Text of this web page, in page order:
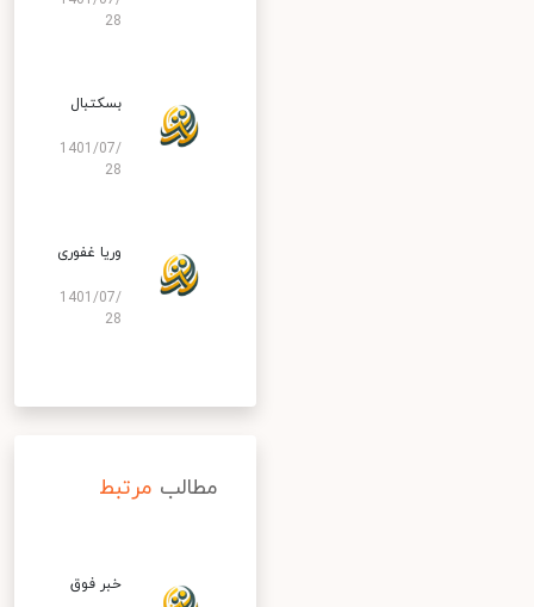
28
بسکتبال
1401/07/
28
وریا غفوری
1401/07/
28
مطالب مرتبط
خبر فوق